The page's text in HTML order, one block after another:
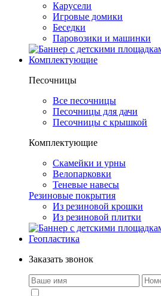
Карусели
Игровые домики
Беседки
Паровозики и машинки
Комплектующие
Песочницы
Все песочницы
Песочницы для дачи
Песочницы с крышкой
Комплектующие
Скамейки и урны
Велопарковки
Теневые навесы
Резиновые покрытия
Из резиновой крошки
Из резиновой плитки
Геопластика
Заказать звонок